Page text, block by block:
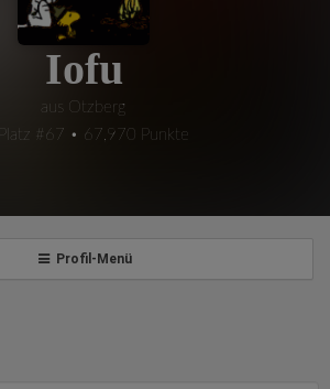
Iofu
aus Otzberg
Platz #67 • 67,970 Punkte
Profil-Menü